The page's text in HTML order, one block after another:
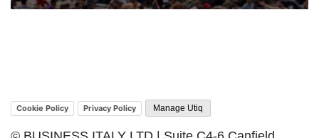
Cookie Policy Privacy Policy Manage Utiq